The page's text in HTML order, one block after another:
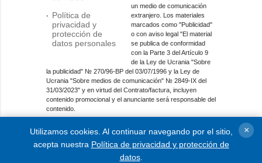
Política de
privacidad y
protección de
datos personales
un medio de comunicación
extranjero. Los materiales
marcados como "Publicidad"
o con aviso legal "El material
se publica de conformidad
con la Parte 3 del Artículo 9
de la Ley de Ucrania "Sobre
la publicidad" № 270/96-ВР del 03/07/1996 y la Ley de
Ucrania "Sobre medios de comunicación" № 2849-IX del
31/03/2023" y en virtud del Contrato/factura, incluyen
contenido promocional y el anunciante será responsable del
contenido.
Entidad de medios en línea; identificador de medios: R40-
01421.
© 2015-2026 Ukrinform. Todos los derechos reservados.
Utilizamos cookies. Al continuar navegando por el sitio,
acepta nuestra Política de privacidad y protección de
datos.
×